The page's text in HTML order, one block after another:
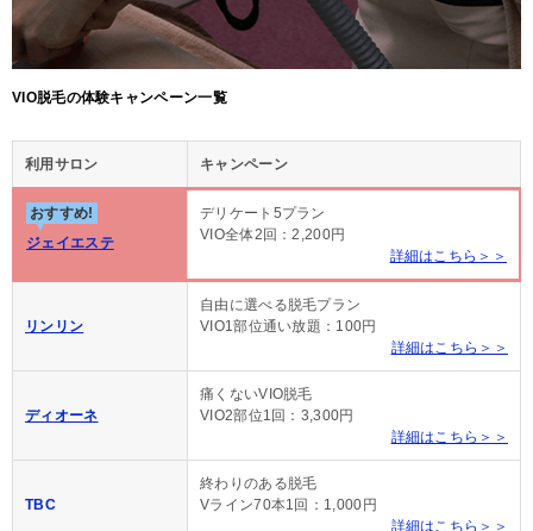
VIO脱毛の体験キャンペーン一覧
利用サロン キャンペーン
おすすめ!
ジェイエステ
デリケート5プラン
VIO全体2回：2,200円
詳細はこちら＞＞
リンリン
自由に選べる脱毛プラン
VIO1部位通い放題：100円
詳細はこちら＞＞
ディオーネ
痛くないVIO脱毛
VIO2部位1回：3,300円
詳細はこちら＞＞
TBC
終わりのある脱毛
Vライン70本1回：1,000円
詳細はこちら＞＞